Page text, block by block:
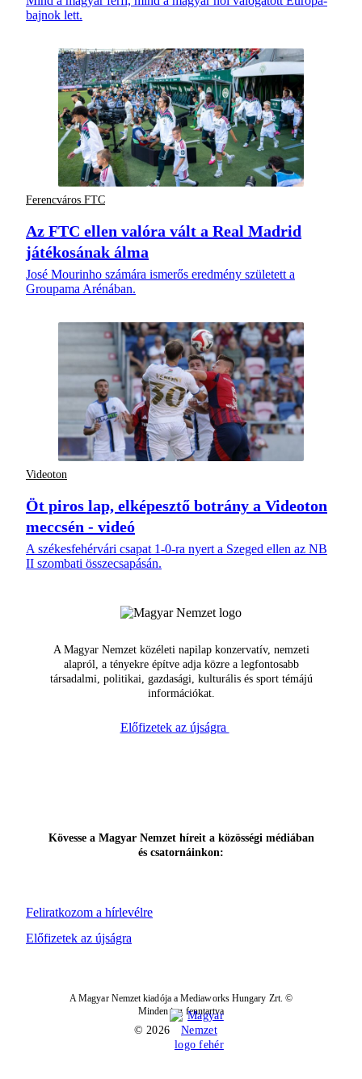
bajnok lett.
Ferencváros FTC
Az FTC ellen valóra vált a Real Madrid
játékosának álma
José Mourinho számára ismerős eredmény született a
Groupama Arénában.
Videoton
Öt piros lap, elképesztő botrány a Videoton
meccsén - videó
A székesfehérvári csapat 1-0-ra nyert a Szeged ellen az NB
II szombati összecsapásán.
A Magyar Nemzet közéleti napilap konzervatív, nemzeti
alapról, a tényekre építve adja közre a legfontosabb
társadalmi, politikai, gazdasági, kulturális és sport témájú
információkat.
Előfizetek az újságra
Feliratkozom a hírlevélre
Kövesse a Magyar Nemzet híreit a közösségi médiában
és csatornáinkon:
Előfizetek az újságra
A Magyar Nemzet kiadója a Mediaworks Hungary Zrt. ©
Minden jog fenntartva
© 2026